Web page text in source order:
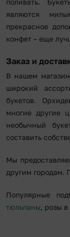
являются
прекрасное
конфет – еще
Заказ и
В нашем
широкий
букетов.
многие другие
необычный
составить
Мы
другим городам.
Популярные
тюльпаны, розы в